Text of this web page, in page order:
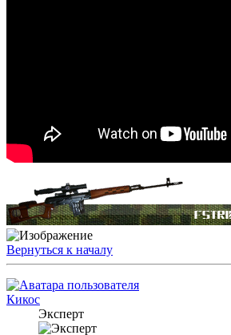
Вернуться к началу
Кикос
Эксперт